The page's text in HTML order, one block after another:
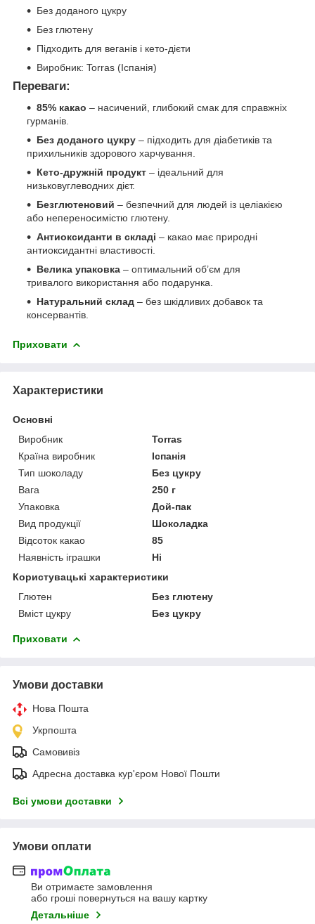
Без доданого цукру
Без глютену
Підходить для веганів і кето-дієти
Виробник: Torras (Іспанія)
Переваги:
85% какао – насичений, глибокий смак для справжніх
гурманів.
Без доданого цукру – підходить для діабетиків та
прихильників здорового харчування.
Кето-дружній продукт – ідеальний для
низьковуглеводних дієт.
Безглютеновий – безпечний для людей із целіакією
або непереносимістю глютену.
Антиоксиданти в складі – какао має природні
антиоксидантні властивості.
Велика упаковка – оптимальний об’єм для
тривалого використання або подарунка.
Натуральний склад – без шкідливих добавок та
консервантів.
Приховати
Характеристики
Основні
Виробник
Torras
Країна виробник
Іспанія
Тип шоколаду
Без цукру
Вага
250 г
Упаковка
Дой-пак
Вид продукції
Шоколадка
Відсоток какао
85
Наявність іграшки
Ні
Користувацькі характеристики
Глютен
Без глютену
Вміст цукру
Без цукру
Приховати
Умови доставки
Нова Пошта
Укрпошта
Самовивіз
Адресна доставка кур'єром Нової Пошти
Всі умови доставки
Умови оплати
Ви отримаєте замовлення
або гроші повернуться на вашу картку
Детальніше